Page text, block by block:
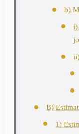
b)
i)
B)
1)